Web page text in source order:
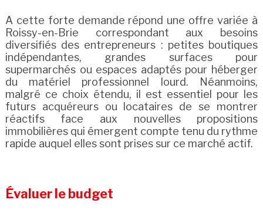
A cette forte demande répond une offre variée à
Roissy-en-Brie correspondant aux besoins
diversifiés des entrepreneurs : petites boutiques
indépendantes, grandes surfaces pour
supermarchés ou espaces adaptés pour héberger
du matériel professionnel lourd. Néanmoins,
malgré ce choix étendu, il est essentiel pour les
futurs acquéreurs ou locataires de se montrer
réactifs face aux nouvelles propositions
immobilières qui émergent compte tenu du rythme
rapide auquel elles sont prises sur ce marché actif.
Évaluer le budget